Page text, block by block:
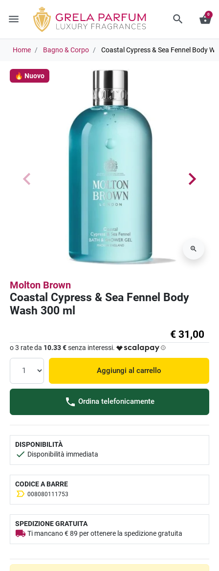
menu search shopping_basket
0
Home Bagno & Corpo Coastal Cypress & Sea Fennel Body
🔥 Nuovo
Molton Brown
Coastal Cypress & Sea Fennel Body
Wash 300 ml
€ 31,00
o 3 rate da 10.33 €senza interessi.
Aggiungi al carrello
Ordina telefonicamente
DISPONIBILITÀ
Disponibilità immediata
CODICE A BARRE
008080111753
SPEDIZIONE GRATUITA
Ti mancano € 89 per ottenere la spedizione gratuita